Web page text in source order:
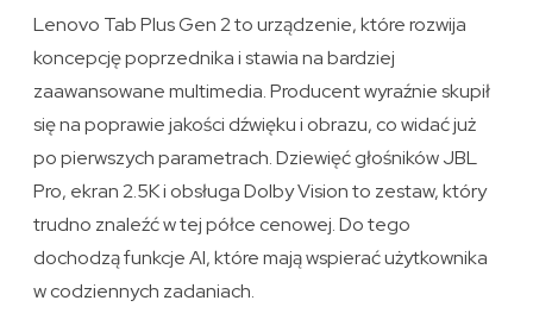
Lenovo Tab Plus Gen 2 to urządzenie, które rozwija
koncepcję poprzednika i stawia na bardziej
zaawansowane multimedia. Producent wyraźnie skupił
się na poprawie jakości dźwięku i obrazu, co widać już
po pierwszych parametrach. Dziewięć głośników JBL
Pro, ekran 2.5K i obsługa Dolby Vision to zestaw, który
trudno znaleźć w tej półce cenowej. Do tego
dochodzą funkcje AI, które mają wspierać użytkownika
w codziennych zadaniach.